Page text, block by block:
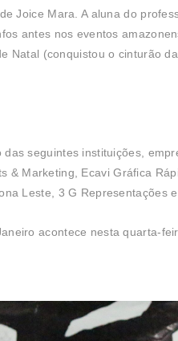
Joice Mara. A aluna do
antes nos eventos
Natal (conquistou o cinturão
seguintes instituições,
& Marketing, Ecavi Gráfica
Leste, 3 G Representações e
acontece nesta quarta-